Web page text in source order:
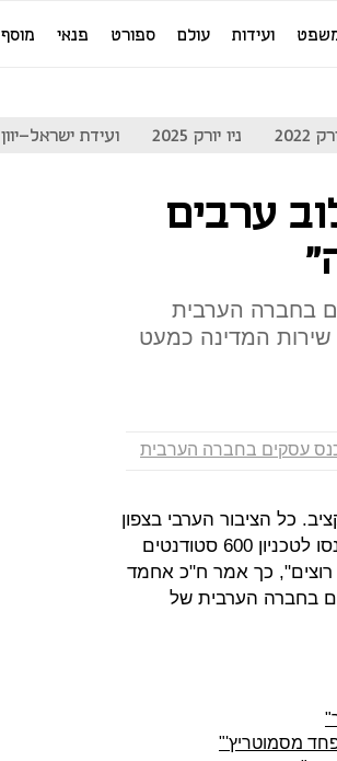
ועידות עולם ספורט פנאי מוסף
2022 ניו יורק 2025 ועידת ישראל-יוון
ערבים
בחברה הערבית
המדינה כמעט
עסקים בחברה הערבית
כל הציבור הערבי בצפון
חייב את זה. אנו משוועים לנושאי ההנדסה. לפני שנה נכנסו לטכניון 600 סטודנטים
שאנו רוצים", כך אמר ח"כ אחמד
בחברה הערבית של
מסמוטריץ'"